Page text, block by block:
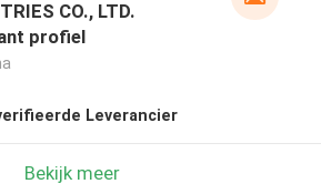
CO., LTD.
profiel
Leverancier
Bekijk meer